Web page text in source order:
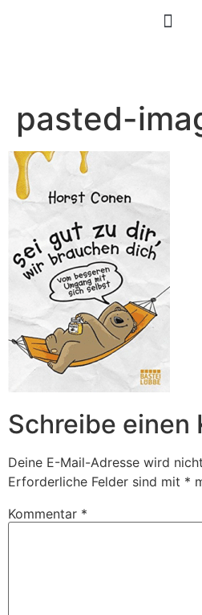
pasted-
Schreibe einen
Deine E-Mail-Adresse wird
Erforderliche Felder sind mit *
Kommentar *